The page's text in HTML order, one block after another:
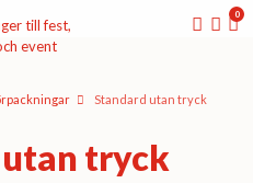
0
Standard utan tryck
tryck